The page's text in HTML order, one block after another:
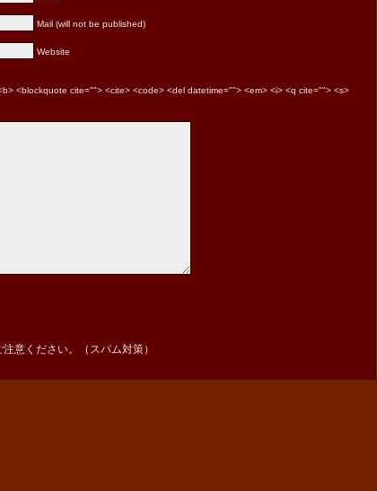
Mail (will not be published)
Website
<blockquote cite=""> <cite> <code> <del datetime=""> <em> <i> <q cite=""> <s>
意ください。（スパム対策）